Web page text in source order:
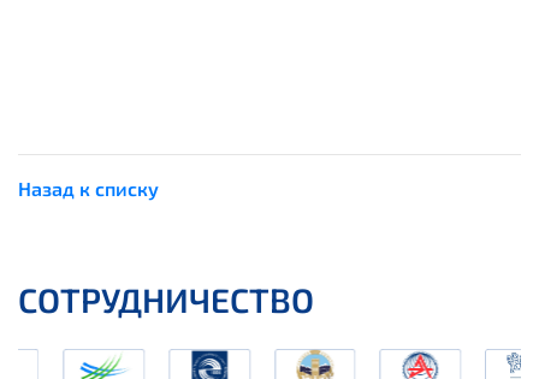
Назад к списку
СОТРУДНИЧЕСТВО